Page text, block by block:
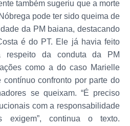
também sugeriu que a morte
pode ter sido queima de
da PM baiana, destacando
é do PT. Ele já havia feito
respeito da conduta da PM
como a do caso Marielle
contínuo confronto por parte do
se queixam. “É preciso
com a responsabilidade
exigem”, continua o texto.